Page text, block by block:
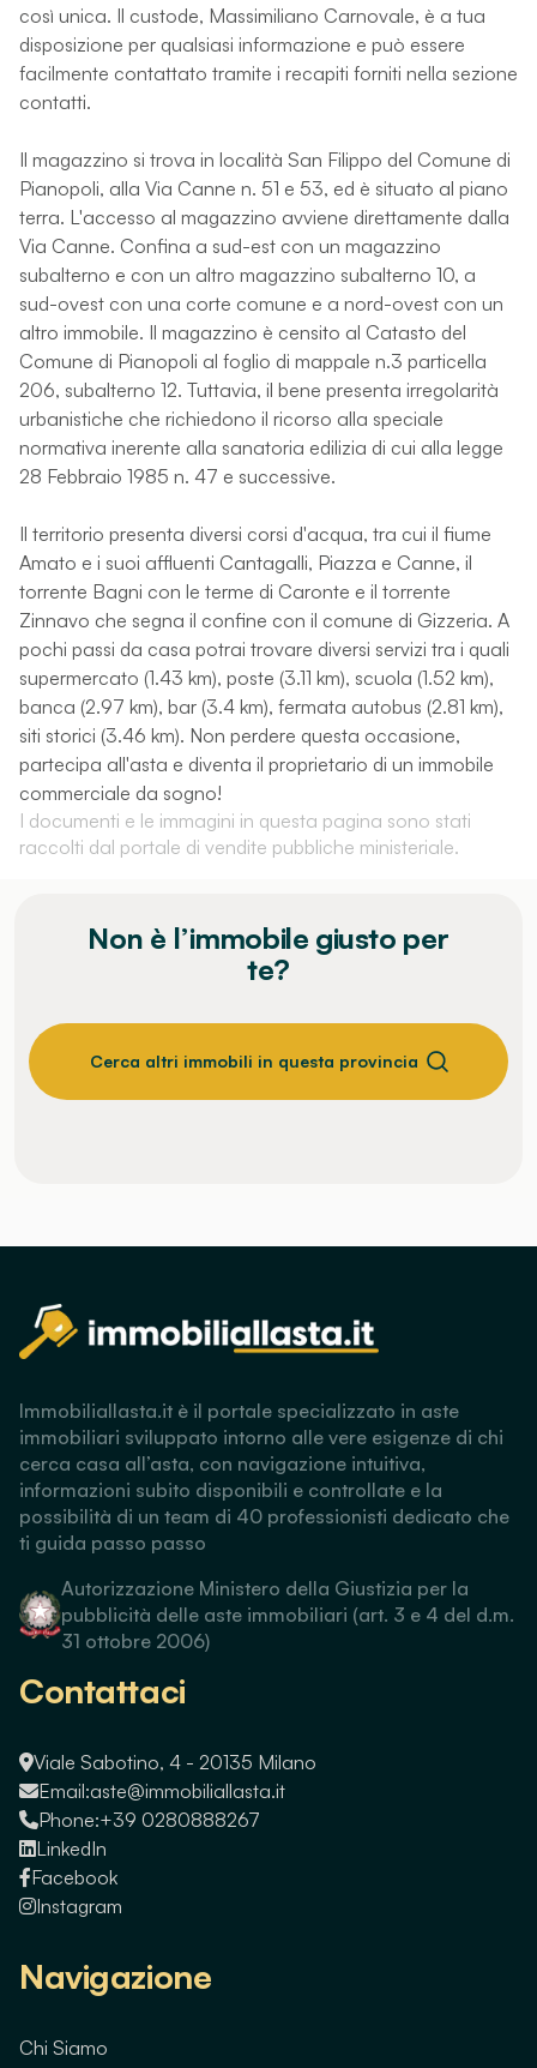
così unica. Il custode, Massimiliano Carnovale, è a tua
disposizione per qualsiasi informazione e può essere
facilmente contattato tramite i recapiti forniti nella sezione
contatti.
Il magazzino si trova in località San Filippo del Comune di
Pianopoli, alla Via Canne n. 51 e 53, ed è situato al piano
terra. L'accesso al magazzino avviene direttamente dalla
Via Canne. Confina a sud-est con un magazzino
subalterno e con un altro magazzino subalterno 10, a
sud-ovest con una corte comune e a nord-ovest con un
altro immobile. Il magazzino è censito al Catasto del
Comune di Pianopoli al foglio di mappale n.3 particella
206, subalterno 12. Tuttavia, il bene presenta irregolarità
urbanistiche che richiedono il ricorso alla speciale
normativa inerente alla sanatoria edilizia di cui alla legge
28 Febbraio 1985 n. 47 e successive.
Il territorio presenta diversi corsi d'acqua, tra cui il fiume
Amato e i suoi affluenti Cantagalli, Piazza e Canne, il
torrente Bagni con le terme di Caronte e il torrente
Zinnavo che segna il confine con il comune di Gizzeria. A
pochi passi da casa potrai trovare diversi servizi tra i quali
supermercato (1.43 km), poste (3.11 km), scuola (1.52 km),
banca (2.97 km), bar (3.4 km), fermata autobus (2.81 km),
siti storici (3.46 km). Non perdere questa occasione,
partecipa all'asta e diventa il proprietario di un immobile
commerciale da sogno!
I documenti e le immagini in questa pagina sono stati
raccolti dal portale di vendite pubbliche ministeriale.
Non è l’immobile giusto per
te?
Cerca altri immobili in questa provincia
Immobiliallasta.it è il portale specializzato in aste
immobiliari sviluppato intorno alle vere esigenze di chi
cerca casa all’asta, con navigazione intuitiva,
informazioni subito disponibili e controllate e la
possibilità di un team di 40 professionisti dedicato che
ti guida passo passo
Autorizzazione Ministero della Giustizia per la
pubblicità delle aste immobiliari (art. 3 e 4 del d.m.
31 ottobre 2006)
Contattaci
Viale Sabotino, 4 - 20135 Milano
Email:aste@immobiliallasta.it
Phone:+39 0280888267
LinkedIn
Facebook
Instagram
Navigazione
Chi Siamo